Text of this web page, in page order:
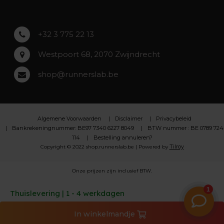
Thuislevering | 1 - 4 werkdagen
In winkelmandje
+32 3 775 22 13
Westpoort 68, 2070 Zwijndrecht
shop@runnerslab.be
Algemene Voorwaarden Disclaimer
Privacybeleid
Bankrekeningnummer: BE97 7340 6227 8049
BTW nummer : BE 0789 724
114
Bestelling annuleren?
Copyright © 2022 shop.runnerslab.be | Powered by Tilroy
Onze prijzen zijn inclusief BTW.